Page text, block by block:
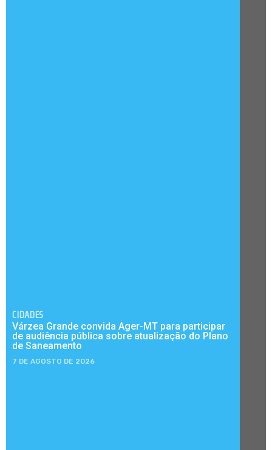
CIDADES
Várzea Grande convida Ager-MT para participar
de audiência pública sobre atualização do Plano
de Saneamento
7 DE AGOSTO DE 2026